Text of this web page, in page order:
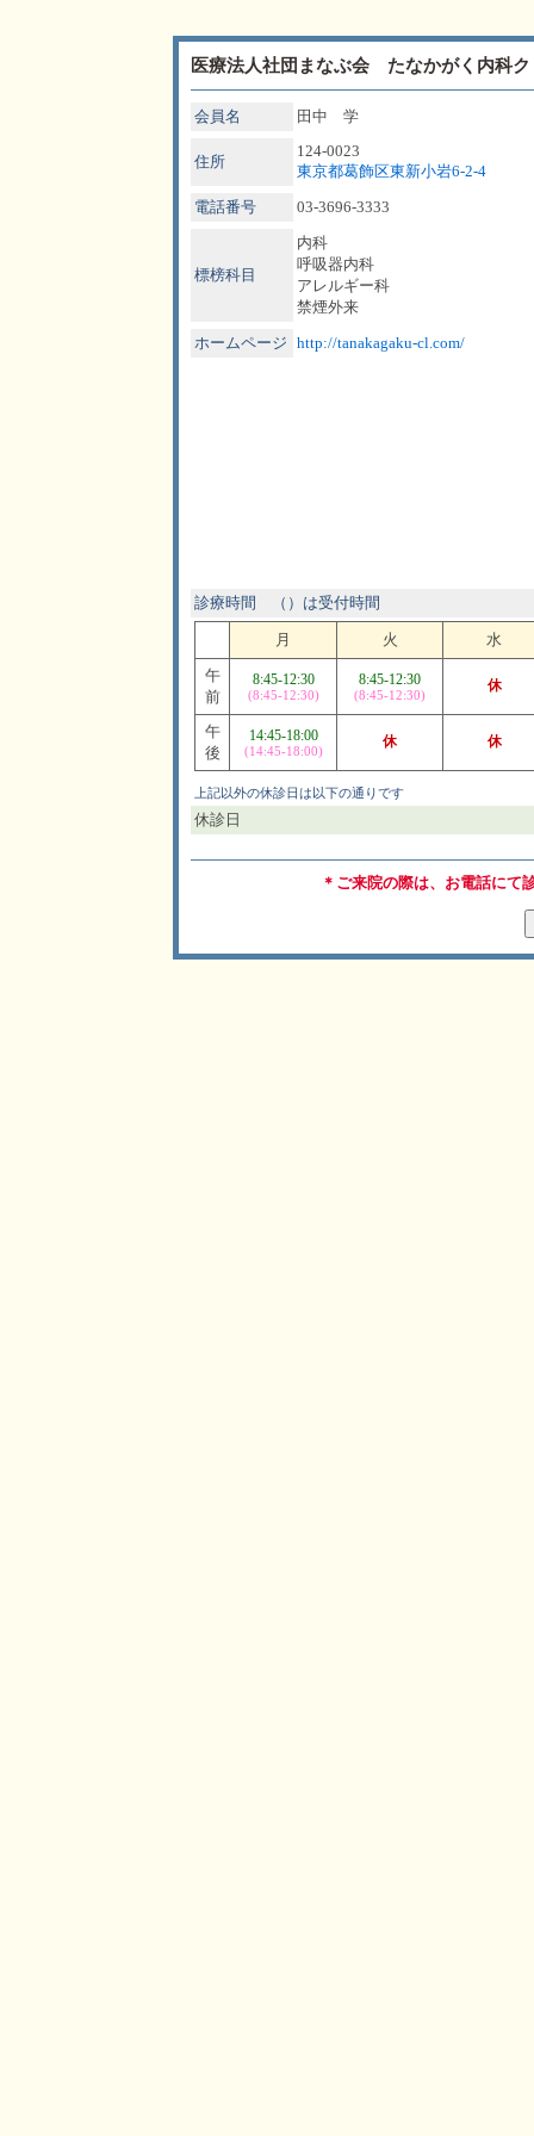
医療法人社団まなぶ会 たなかがく内科ク
会員名 田中 学
住所
124-0023
東京都葛飾区東新小岩6-2-4
電話番号
03-3696-3333
標榜科目
内科
呼吸器内科
アレルギー科
禁煙外来
ホームページ http://tanakagaku-cl.com/
診療時間 （）は受付時間
月 火
水
午
前
8:45-12:30
(8:45-12:30)
8:45-12:30
(8:45-12:30)
休
午
後
14:45-18:00
(14:45-18:00)
休 休
上記以外の休診日は以下の通りです
休診日
＊ご来院の際は、お電話にて